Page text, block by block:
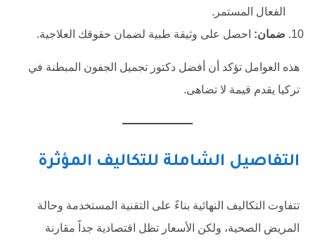
الفعال المستمر.
ضمان: احصل على وثيقة طبية لضمان حقوقك العلاجية.
هذه العوامل تؤكد أن أفضل دكتور تجميل الجفون المبطنة في
تركيا يقدم قيمة لا تضاهى.
التفاصيل الشاملة للتكاليف المؤثرة
تتفاوت التكاليف النهائية بناءً على التقنية المستخدمة وحالة
المريض الصحية، ولكن الأسعار تظل اقتصادية جداً مقارنة